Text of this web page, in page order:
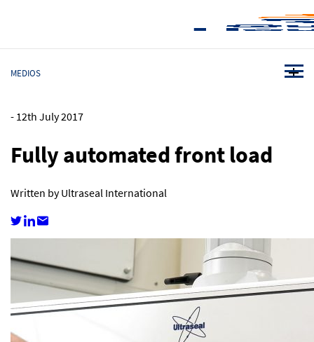
MEDIOS
-12th July 2017
Fully automated front load
Written by Ultraseal International